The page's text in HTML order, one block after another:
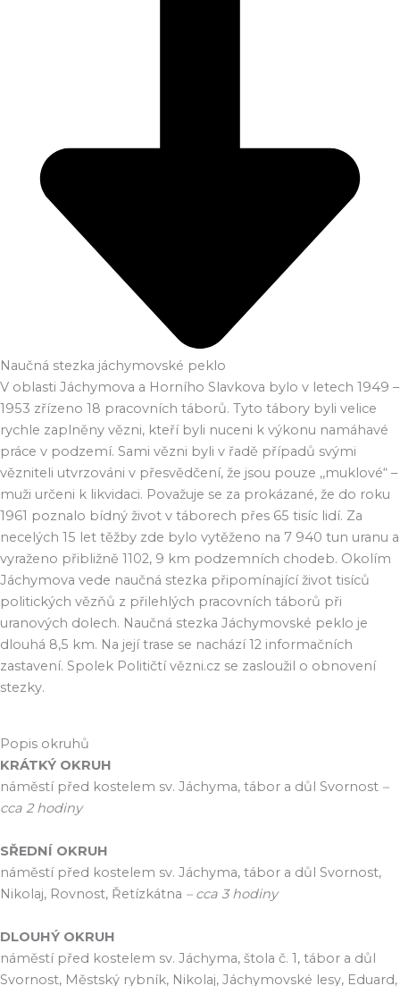
Naučná stezka jáchymovské peklo
V oblasti Jáchymova a Horního Slavkova bylo v letech 1949 –
1953 zřízeno 18 pracovních táborů. Tyto tábory byli velice
rychle zaplněny vězni, kteří byli nuceni k výkonu namáhavé
práce v podzemí. Sami vězni byli v řadě případů svými
vězniteli utvrzováni v přesvědčení, že jsou pouze ,,muklové“ –
muži určeni k likvidaci. Považuje se za prokázané, že do roku
1961 poznalo bídný život v táborech přes 65 tisíc lidí. Za
necelých 15 let těžby zde bylo vytěženo na 7 940 tun uranu a
vyraženo přibližně 1102, 9 km podzemních chodeb. Okolím
Jáchymova vede naučná stezka připomínající život tisíců
politických vězňů z přilehlých pracovních táborů při
uranových dolech. Naučná stezka Jáchymovské peklo je
dlouhá 8,5 km. Na její trase se nachází 12 informačních
zastavení. Spolek Političtí vězni.cz se zasloužil o obnovení
stezky.
Popis okruhů
KRÁTKÝ OKRUH
náměstí před kostelem sv. Jáchyma, tábor a důl Svornost –
cca 2 hodiny
SŘEDNÍ OKRUH
náměstí před kostelem sv. Jáchyma, tábor a důl Svornost,
Nikolaj, Rovnost, Řetízkátna – cca 3 hodiny
DLOUHÝ OKRUH
náměstí před kostelem sv. Jáchyma, štola č. 1, tábor a důl
Svornost, Městský rybník, Nikolaj, Jáchymovské lesy, Eduard,